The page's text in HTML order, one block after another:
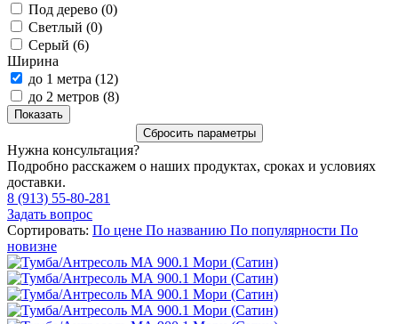
Под дерево (0)
Светлый (0)
Серый (6)
Ширина
до 1 метра (12)
до 2 метров (8)
Нужна консультация?
Подробно расскажем о наших продуктах, сроках и условиях
доставки.
8 (913) 55-80-281
Задать вопрос
Сортировать: По цене По названию По популярности По
новизне